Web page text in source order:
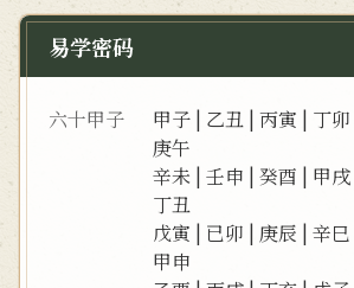
易学密码
六十甲子 甲子 | 乙丑 |丙寅 | 丁卯
庚午
辛未 |壬申 |癸酉 | 甲戌
丁丑
戊寅 | 已卯 | 庚辰 |辛巳
甲申